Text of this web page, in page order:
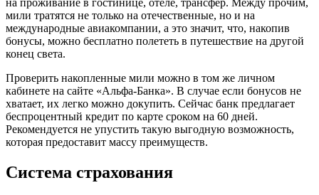
мили тратятся не только на отечественные, но и на
международные авиакомпании, а это значит, что, накопив
бонусы, можно бесплатно полететь в путешествие на другой
конец света.
Проверить накопленные мили можно в том же личном
кабинете на сайте «Альфа-Банка». В случае если бонусов не
хватает, их легко можно докупить. Сейчас банк предлагает
беспроцентный кредит по карте сроком на 60 дней.
Рекомендуется не упустить такую выгодную возможность,
которая предоставит массу преимуществ.
Система страхования